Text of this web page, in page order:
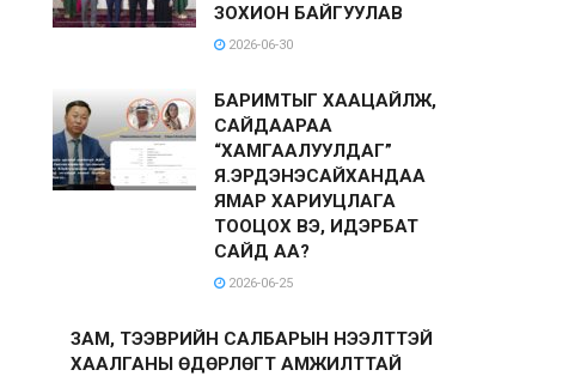
ЗОХИОН БАЙГУУЛАВ
2026-06-30
БАРИМТЫГ ХААЦАЙЛЖ,
САЙДААРАА
“ХАМГААЛУУЛДАГ”
Я.ЭРДЭНЭСАЙХАНДАА
ЯМАР ХАРИУЦЛАГА
ТООЦОХ ВЭ, ИДЭРБАТ
САЙД АА?
2026-06-25
ЗАМ, ТЭЭВРИЙН САЛБАРЫН НЭЭЛТТЭЙ
ХААЛГАНЫ ӨДӨРЛӨГТ АМЖИЛТТАЙ